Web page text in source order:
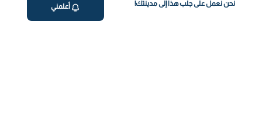
نحن نعمل على جلب هذا إلى مدينتك! أعلمني
توفر Valeo Health خدمة العلاج بالحقن الوريدي في الرياض من خلال كوادر صحية